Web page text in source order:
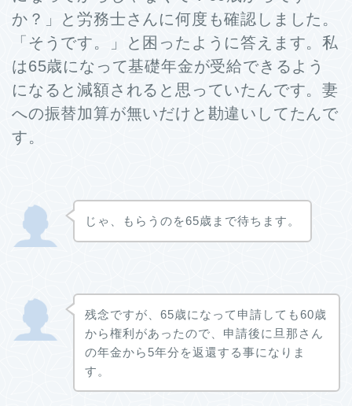
か？」と労務士さんに何度も確認しました。
「そうです。」と困ったように答えます。私
は65歳になって基礎年金が受給できるよう
になると減額されると思っていたんです。妻
への振替加算が無いだけと勘違いしてたんで
す。
じゃ、もらうのを65歳まで待ちます。
残念ですが、65歳になって申請しても60歳
から権利があったので、申請後に旦那さん
の年金から5年分を返還する事になりま
す。